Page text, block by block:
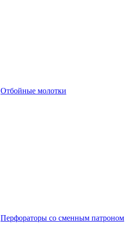
Отбойные молотки
Перфораторы со сменным патроном